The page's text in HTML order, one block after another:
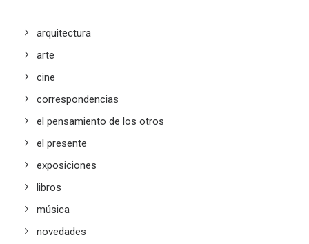
arquitectura
arte
cine
correspondencias
el pensamiento de los otros
el presente
exposiciones
libros
música
novedades